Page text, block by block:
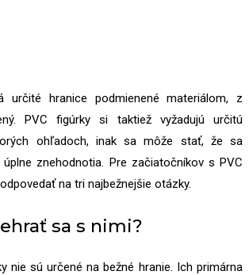
určité hranice podmienené materiálom, z
PVC figúrky si taktiež vyžadujú určitú
ohľadoch, inak sa môže stať, že sa
úplne znehodnotia. Pre začiatočníkov s PVC
na tri najbežnejšie otázky.
sa s nimi?
nie sú určené na bežné hranie. Ich primárna